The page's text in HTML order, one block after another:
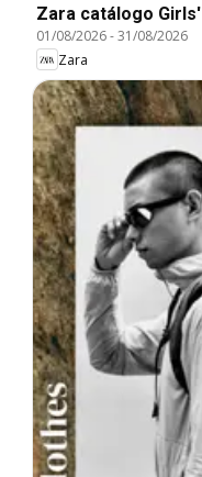
Zara catálogo Girls'
01/08/2026-31/08/2026
Zara